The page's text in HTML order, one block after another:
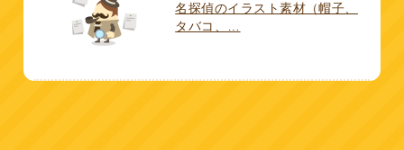
名探偵のイラスト素材（帽子、
タバコ、…